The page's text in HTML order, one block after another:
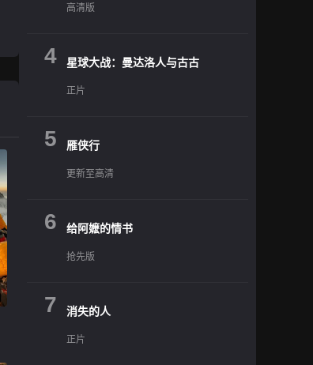
高清版
4 星球大战：曼达洛人与古古
正片
5 雁侠行
更新至高清
6 给阿嬷的情书
抢先版
7 消失的人
正片